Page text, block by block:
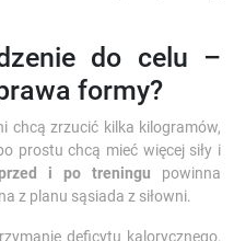
do celu –
formy?
chcą zrzucić kilka kilogramów,
prostu chcą mieć więcej siły i
i po treningu powinna
z planu sąsiada z siłowni.
deficytu kalorycznego,